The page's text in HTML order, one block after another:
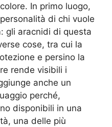
In primo luogo,
di chi vuole
gli aracnidi di questa
cose, tra cui la
e persino la
rende visibili i
anche un
perché,
disponibili in una
una delle più